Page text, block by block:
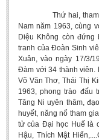
Thứ hai, tham gia
Nam năm 1963, cùng
Diệu Không còn
tranh của Đoàn Sinh
Xuân, vào ngày 17/3/
Đàm với 34 thành viên.
Võ Văn Thơ, Thái Thị
1963, phong trào đấu
Tăng Ni uyên thâm,
huyết, năng nổ tham
tử của Đại học Huế là
Hậu, Thích Mật